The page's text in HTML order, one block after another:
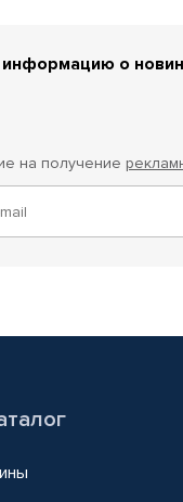
о
на получение